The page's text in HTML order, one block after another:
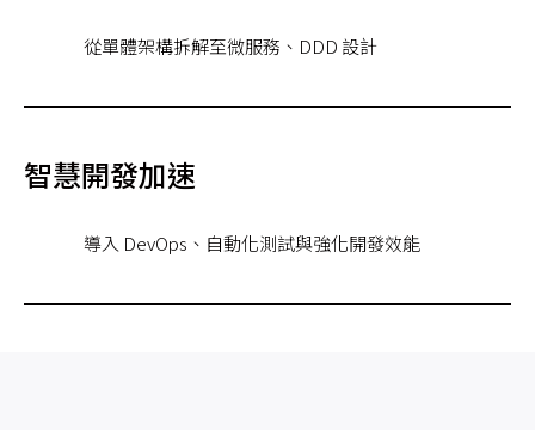
從單體架構拆解至微服務、DDD 設計
智慧開發加速
導入 DevOps、自動化測試與強化開發效能